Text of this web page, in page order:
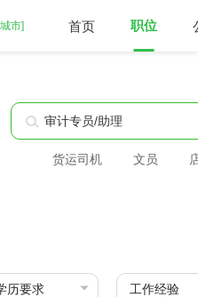
市] 首页 职位
货运司机 文员
历要求 工作经验